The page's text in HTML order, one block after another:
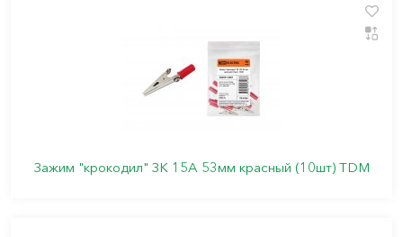
Зажим "крокодил" ЗК 15А 53мм красный (10шт) TDM